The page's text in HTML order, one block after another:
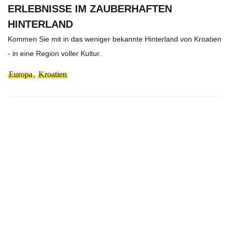
ERLEBNISSE IM ZAUBERHAFTEN
HINTERLAND
Kommen Sie mit in das weniger bekannte Hinterland von Kroatien
- in eine Region voller Kultur.
Europa, Kroatien